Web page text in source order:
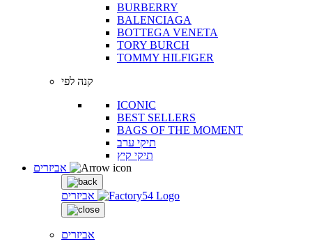
BURBERRY
BALENCIAGA
BOTTEGA VENETA
TORY BURCH
TOMMY HILFIGER
קנה לפי
ICONIC
BEST SELLERS
BAGS OF THE MOMENT
תיקי ערב
תיקי קיץ
אביזרים
אביזרים